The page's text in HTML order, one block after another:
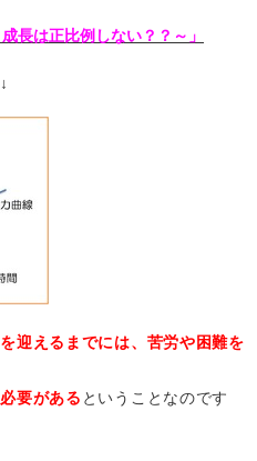
長は正比例しない？？～」
迎えるまでには、苦労や困難を
要がある ということなのです